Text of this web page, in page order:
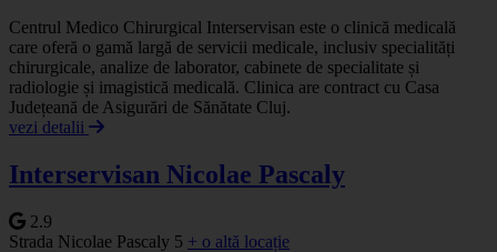
Centrul Medico Chirurgical Interservisan este o clinică medicală
care oferă o gamă largă de servicii medicale, inclusiv specialități
chirurgicale, analize de laborator, cabinete de specialitate și
radiologie și imagistică medicală. Clinica are contract cu Casa
Județeană de Asigurări de Sănătate Cluj.
vezi detalii
Interservisan Nicolae Pascaly
2.9
Strada Nicolae Pascaly 5 + o altă locație